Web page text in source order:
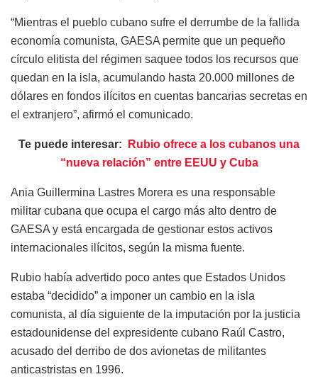
“Mientras el pueblo cubano sufre el derrumbe de la fallida
economía comunista, GAESA permite que un pequeño
círculo elitista del régimen saquee todos los recursos que
quedan en la isla, acumulando hasta 20.000 millones de
dólares en fondos ilícitos en cuentas bancarias secretas en
el extranjero”, afirmó el comunicado.
Te puede interesar:
Rubio ofrece a los cubanos una
“nueva relación” entre EEUU y Cuba
Ania Guillermina Lastres Morera es una responsable
militar cubana que ocupa el cargo más alto dentro de
GAESA y está encargada de gestionar estos activos
internacionales ilícitos, según la misma fuente.
Rubio había advertido poco antes que Estados Unidos
estaba “decidido” a imponer un cambio en la isla
comunista, al día siguiente de la imputación por la justicia
estadounidense del expresidente cubano Raúl Castro,
acusado del derribo de dos avionetas de militantes
anticastristas en 1996.